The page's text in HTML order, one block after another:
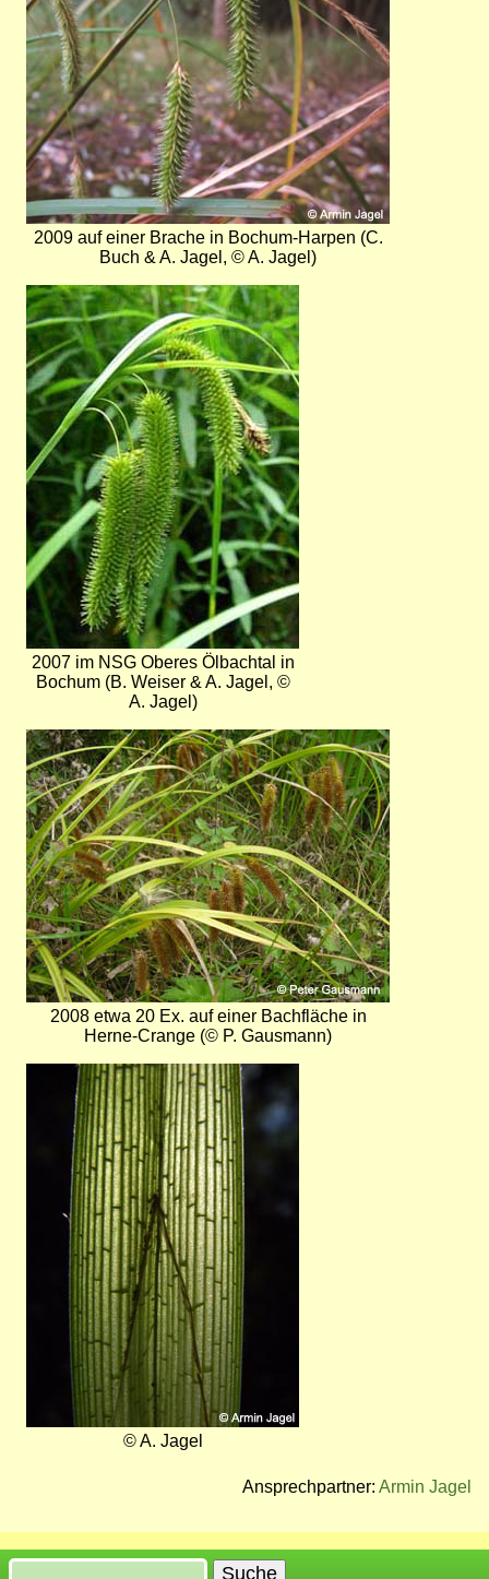
2009 auf einer Brache in Bochum-Harpen (C.
Buch & A. Jagel, © A. Jagel)
Bild
2007 im NSG Oberes Ölbachtal in
Bochum (B. Weiser & A. Jagel, ©
A. Jagel)
Bild
2008 etwa 20 Ex. auf einer Bachfläche in
Herne-Crange (© P. Gausmann)
© A. Jagel
Ansprechpartner: Armin Jagel
Suche